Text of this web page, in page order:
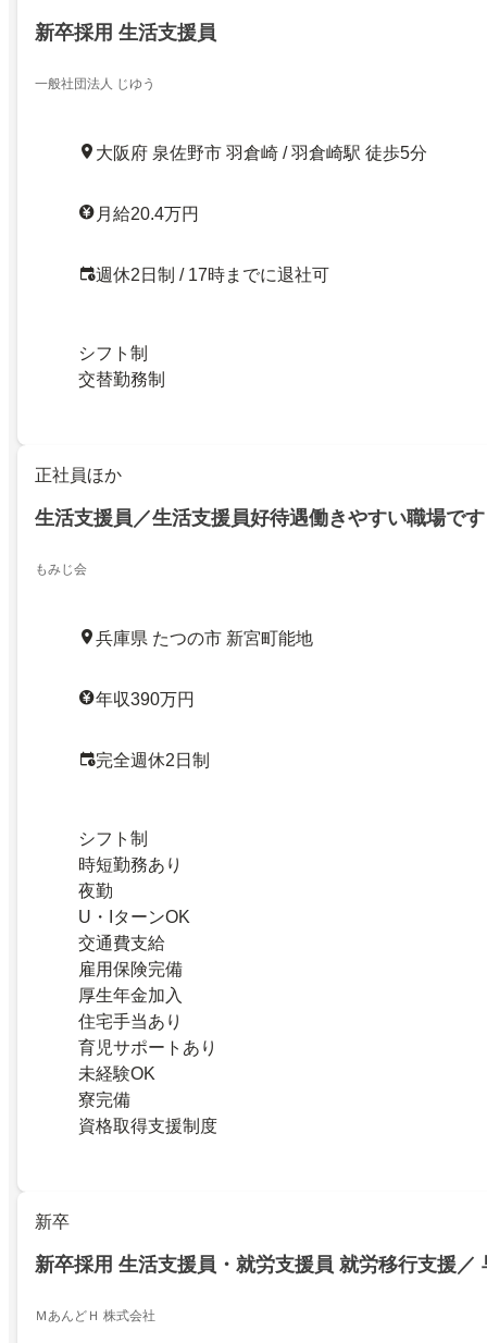
新卒採用 生活支援員
一般社団法人 じゆう
大阪府 泉佐野市 羽倉崎 / 羽倉崎駅 徒歩5分
月給20.4万円
週休2日制 / 17時までに退社可
シフト制
交替勤務制
正社員ほか
生活支援員／生活支援員好待遇働きやすい職場です
もみじ会
兵庫県 たつの市 新宮町能地
年収390万円
完全週休2日制
シフト制
時短勤務あり
夜勤
U・IターンOK
交通費支給
雇用保険完備
厚生年金加入
住宅手当あり
育児サポートあり
未経験OK
寮完備
資格取得支援制度
新卒
新卒採用 生活支援員・就労支援員 就労移行支援／
ＭあんどＨ 株式会社